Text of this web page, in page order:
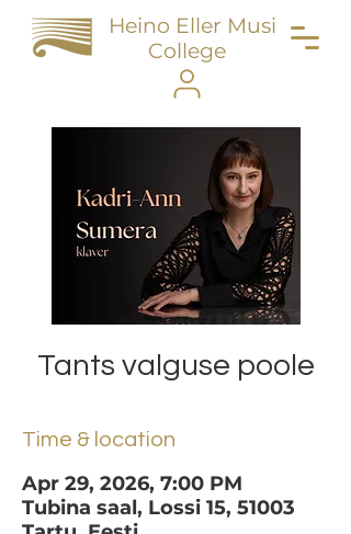
Heino Eller Music
College
Tants valguse poole
Time & location
Apr 29, 2026, 7:00 PM
Tubina saal, Lossi 15, 51003